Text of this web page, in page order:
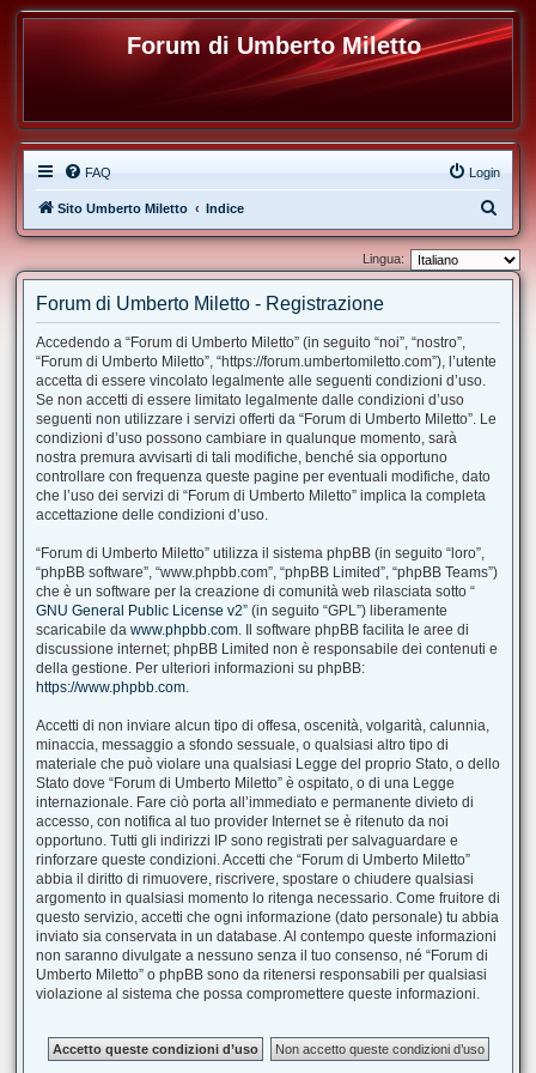
Forum di Umberto Miletto
FAQ Login
Sito Umberto Miletto Indice
e
a
Lingua:
Forum di Umberto Miletto - Registrazione
Accedendo a “Forum di Umberto Miletto” (in seguito “noi”, “nostro”,
“Forum di Umberto Miletto”, “https://forum.umbertomiletto.com”), l’utente
accetta di essere vincolato legalmente alle seguenti condizioni d’uso.
Se non accetti di essere limitato legalmente dalle condizioni d’uso
seguenti non utilizzare i servizi offerti da “Forum di Umberto Miletto”. Le
condizioni d’uso possono cambiare in qualunque momento, sarà
nostra premura avvisarti di tali modifiche, benché sia opportuno
controllare con frequenza queste pagine per eventuali modifiche, dato
che l’uso dei servizi di “Forum di Umberto Miletto” implica la completa
accettazione delle condizioni d’uso.
“Forum di Umberto Miletto” utilizza il sistema phpBB (in seguito “loro”,
“phpBB software”, “www.phpbb.com”, “phpBB Limited”, “phpBB Teams”)
che è un software per la creazione di comunità web rilasciata sotto “
GNU General Public License v2” (in seguito “GPL”) liberamente
scaricabile da www.phpbb.com. Il software phpBB facilita le aree di
discussione internet; phpBB Limited non è responsabile dei contenuti e
della gestione. Per ulteriori informazioni su phpBB:
https://www.phpbb.com.
Accetti di non inviare alcun tipo di offesa, oscenità, volgarità, calunnia,
minaccia, messaggio a sfondo sessuale, o qualsiasi altro tipo di
materiale che può violare una qualsiasi Legge del proprio Stato, o dello
Stato dove “Forum di Umberto Miletto” è ospitato, o di una Legge
internazionale. Fare ciò porta all’immediato e permanente divieto di
accesso, con notifica al tuo provider Internet se è ritenuto da noi
opportuno. Tutti gli indirizzi IP sono registrati per salvaguardare e
rinforzare queste condizioni. Accetti che “Forum di Umberto Miletto”
abbia il diritto di rimuovere, riscrivere, spostare o chiudere qualsiasi
argomento in qualsiasi momento lo ritenga necessario. Come fruitore di
questo servizio, accetti che ogni informazione (dato personale) tu abbia
inviato sia conservata in un database. Al contempo queste informazioni
non saranno divulgate a nessuno senza il tuo consenso, né “Forum di
Umberto Miletto” o phpBB sono da ritenersi responsabili per qualsiasi
violazione al sistema che possa compromettere queste informazioni.